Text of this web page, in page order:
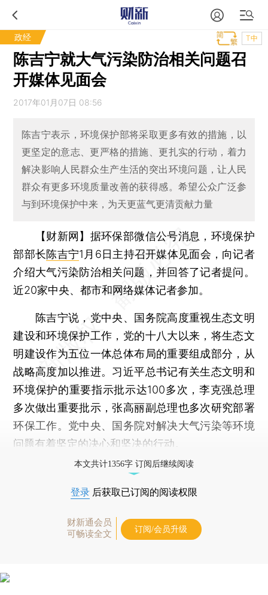
政经 T中
陈吉宁就大气污染防治相关问题召
开媒体见面会
2017年01月07日 08:56
陈吉宁表示，环境保护部将采取更多有效的措施，以
更坚定的意志、更严格的措施、更扎实的行动，着力
解决影响人民群众生产生活的突出环境问题，让人民
群众有更多环境质量改善的获得感。希望公众广泛参
与到环境保护中来，为天更蓝气更清贡献力量
【财新网】 据环保部微信公号消息，环境保护
部部长陈吉宁1月6日主持召开媒体见面会，向记者
介绍大气污染防治相关问题，并回答了记者提问。
近20家中央、都市和网络媒体记者参加。
陈吉宁说，党中央、国务院高度重视生态文明
建设和环境保护工作，党的十八大以来，将生态文
明建设作为五位一体总体布局的重要组成部分，从
战略高度加以推进。习近平总书记有关生态文明和
环境保护的重要指示批示达100多次，李克强总理
多次做出重要批示，张高丽副总理也多次研究部署
环保工作。党中央、国务院对解决大气污染等环境
问题有着坚定的决心和坚决的行动。
本文共计1356字 订阅后继续阅读
登录 后获取已订阅的阅读权限
财新通会员
可畅读全文
订阅/会员升级